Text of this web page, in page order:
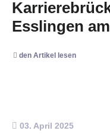
Esslingen
den Artikel lesen
03. April 2025